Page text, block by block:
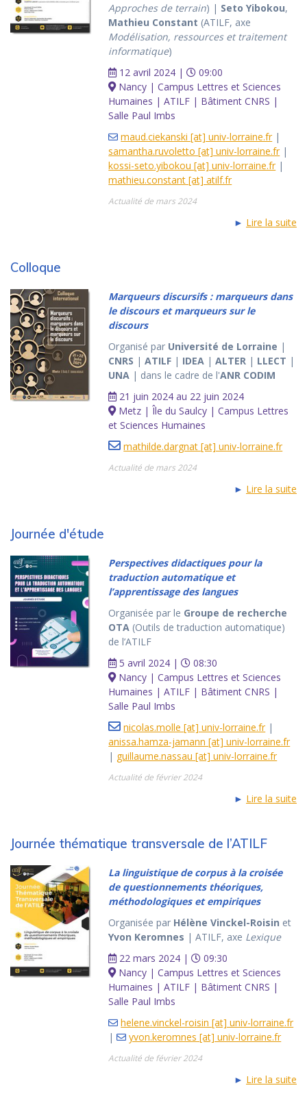
Approches de terrain) | Seto Yibokou,
Mathieu Constant (ATILF, axe
Modélisation, ressources et traitement
informatique)
12 avril 2024 |
09:00
Nancy | Campus Lettres et Sciences
Humaines | ATILF | Bâtiment CNRS |
Salle Paul Imbs
maud.ciekanski [at] univ-lorraine.fr|
samantha.ruvoletto [at] univ-lorraine.fr|
kossi-seto.yibokou [at] univ-lorraine.fr|
mathieu.constant [at] atilf.fr
Actualité de mars 2024
► Lire la suite
Colloque
Marqueurs discursifs : marqueurs dans
le discours et marqueurs sur le
discours
Organisé par Université de Lorraine |
CNRS |ATILF | IDEA |ALTER | LLECT |
UNA | dans le cadre de l'ANR CODIM
21 juin 2024 au 22 juin 2024
Metz | Île du Saulcy | Campus Lettres
et Sciences Humaines
mathilde.dargnat [at] univ-lorraine.fr
Actualité de mars 2024
► Lire la suite
Journée d'étude
Perspectives didactiques pour la
traduction automatique et
l’apprentissage des langues
Organisée par le Groupe de recherche
OTA (Outils de traduction automatique)
de l’ATILF
5 avril 2024 |
08:30
Nancy | Campus Lettres et Sciences
Humaines | ATILF | Bâtiment CNRS |
Salle Paul Imbs
nicolas.molle [at] univ-lorraine.fr|
anissa.hamza-jamann [at] univ-lorraine.fr
| guillaume.nassau [at] univ-lorraine.fr
Actualité de février 2024
► Lire la suite
Journée thématique transversale de l’ATILF
La linguistique de corpus à la croisée
de questionnements théoriques,
méthodologiques et empiriques
Organisée par Hélène Vinckel-Roisin et
Yvon Keromnes | ATILF, axe Lexique
22 mars 2024 |
09:30
Nancy | Campus Lettres et Sciences
Humaines | ATILF | Bâtiment CNRS |
Salle Paul Imbs
helene.vinckel-roisin [at] univ-lorraine.fr
|
yvon.keromnes [at] univ-lorraine.fr
Actualité de février 2024
► Lire la suite